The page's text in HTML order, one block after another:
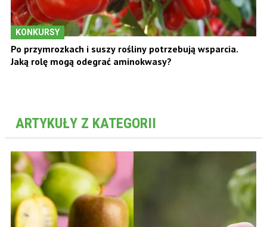
KONKURSY
Po przymrozkach i suszy rośliny potrzebują wsparcia.
Jaką rolę mogą odegrać aminokwasy?
ARTYKUŁY Z KATEGORII